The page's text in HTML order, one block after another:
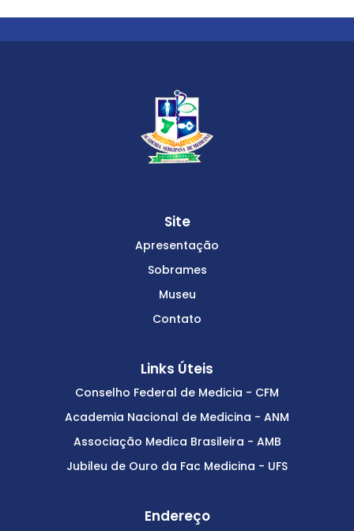
Site
Apresentação
Sobrames
Museu
Contato
Links Úteis
Conselho Federal de Medicia - CFM
Academia Nacional de Medicina - ANM
Associação Medica Brasileira - AMB
Jubileu de Ouro da Fac Medicina - UFS
Endereço